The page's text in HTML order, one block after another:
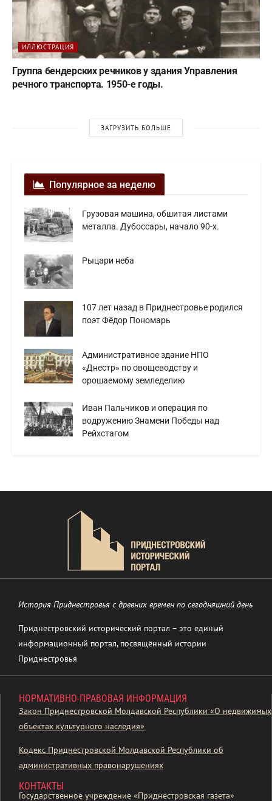
ИЛЛЮСТРАЦИЯ
Группа бендерских речников у здания Управления
речного транспорта. 1950-е годы.
ЗАГРУЗИТЬ БОЛЬШЕ
Популярное за неделю
Грузовая машина, обшитая листами
металла. Дубоссары, начало 90-х.
Рыцари неба
107 лет назад в Приднестровье родился
поэт Фёдор Пономарь
Административное здание НПО
«Днестр» по овощеводству и
орошаемому земледелию
Иван Пальчиков и операция по
водружению Знамени Победы над
Рейхстагом
История Приднестровья с древних времен по сегодняшний день
Приднестровский исторический портал – это единый
информационный портал, посвящённый истории
Приднестровья
НОРМАТИВНО-ПРАВОВАЯ ИНФОРМАЦИЯ
Закон Приднестровской Молдавской Республики «О недвижимых
объектах культурного наследия»
Кодекс Приднестровской Молдавской Республики об
административных правонарушениях
КОНТАКТЫ
Государственное учреждение «Приднестровская газета»